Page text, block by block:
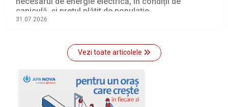
caniculă, și prețul plătit de populație
31.07.2026
Vezi toate articolele